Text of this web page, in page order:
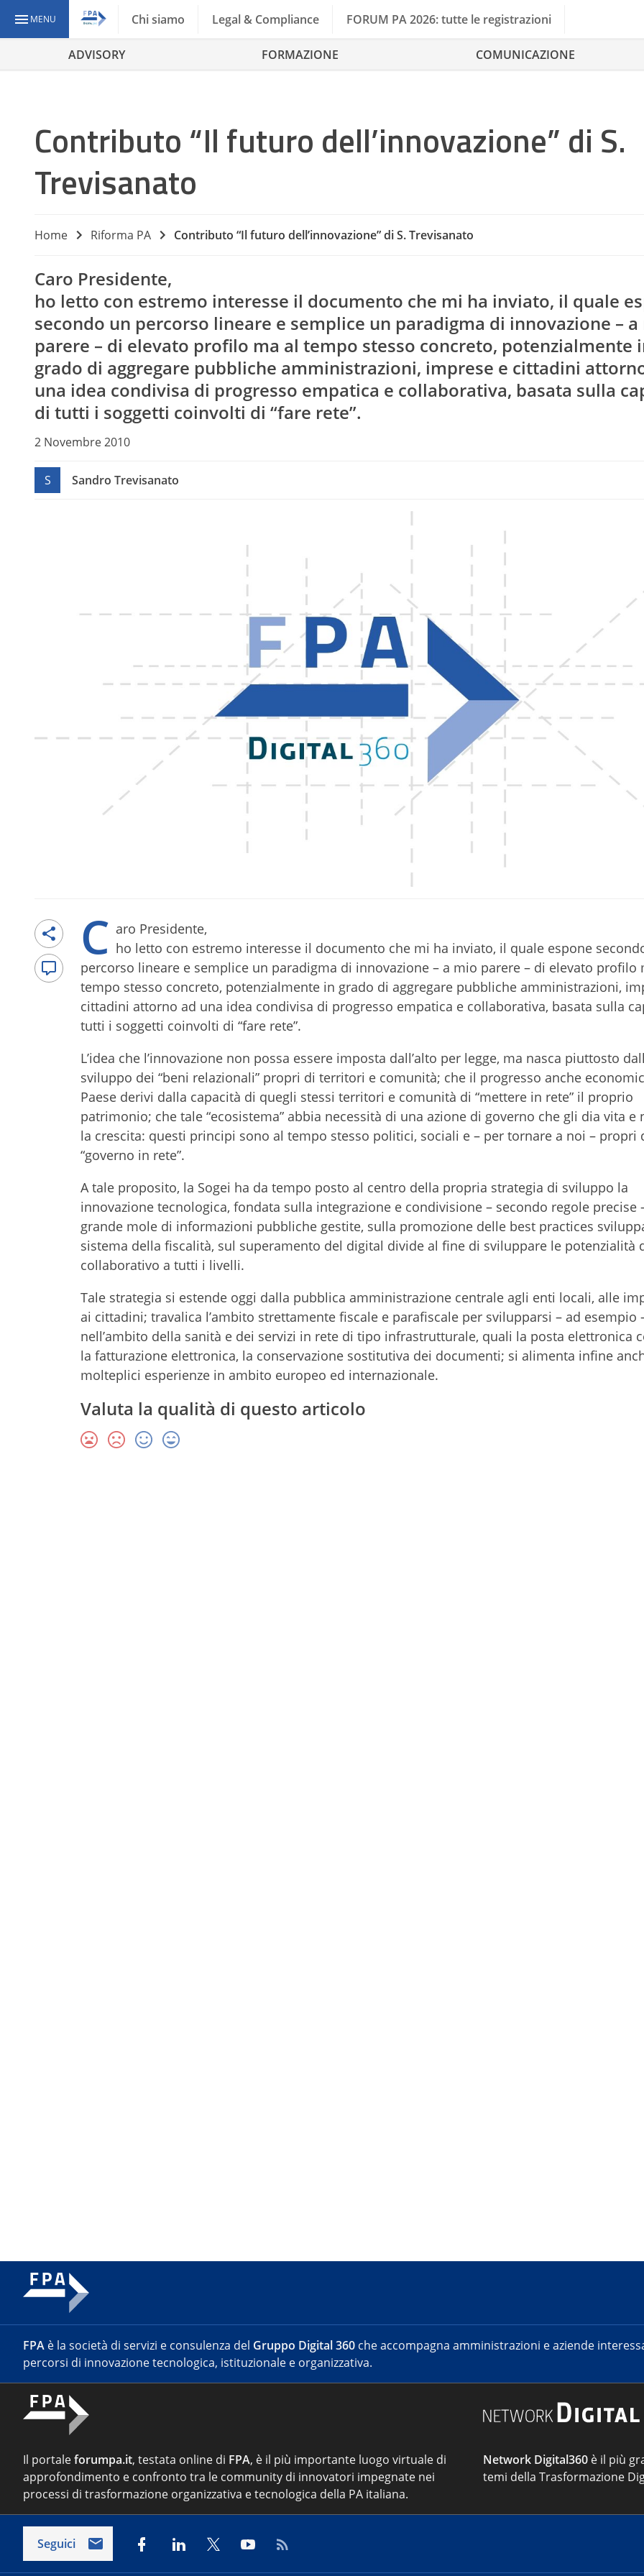
MENU Chi siamo Legal & Compliance FORUM PA 2026: tutte le registrazioni
ADVISORY FORMAZIONE COMUNICAZIONE
Contributo “Il futuro dell’innovazione” di S.
Trevisanato
Home Riforma PA Contributo “Il futuro dell’innovazione” di S. Trevisanato
Caro Presidente,
ho letto con estremo interesse il documento che mi ha inviato, il quale
secondo un percorso lineare e semplice un paradigma di innovazione –
parere – di elevato profilo ma al tempo stesso concreto, potenzialmente
grado di aggregare pubbliche amministrazioni, imprese e cittadini
una idea condivisa di progresso empatica e collaborativa, basata sulla
di tutti i soggetti coinvolti di “fare rete”.
2 Novembre 2010
S Sandro Trevisanato
C aro Presidente,
ho letto con estremo interesse il documento che mi ha inviato, il quale espone
percorso lineare e semplice un paradigma di innovazione – a mio parere – di elevato profilo
tempo stesso concreto, potenzialmente in grado di aggregare pubbliche amministrazioni,
cittadini attorno ad una idea condivisa di progresso empatica e collaborativa, basata sulla
tutti i soggetti coinvolti di “fare rete”.
L’idea che l’innovazione non possa essere imposta dall’alto per legge, ma nasca piuttosto
sviluppo dei “beni relazionali” propri di territori e comunità; che il progresso anche
Paese derivi dalla capacità di quegli stessi territori e comunità di “mettere in rete” il proprio
patrimonio; che tale “ecosistema” abbia necessità di una azione di governo che gli dia vita e
la crescita: questi principi sono al tempo stesso politici, sociali e – per tornare a noi – propri
“governo in rete”.
A tale proposito, la Sogei ha da tempo posto al centro della propria strategia di sviluppo la
innovazione tecnologica, fondata sulla integrazione e condivisione – secondo regole precise
grande mole di informazioni pubbliche gestite, sulla promozione delle best practices
sistema della fiscalità, sul superamento del digital divide al fine di sviluppare le potenzialità
collaborativo a tutti i livelli.
Tale strategia si estende oggi dalla pubblica amministrazione centrale agli enti locali, alle
ai cittadini; travalica l’ambito strettamente fiscale e parafiscale per svilupparsi – ad esempio
nell’ambito della sanità e dei servizi in rete di tipo infrastrutturale, quali la posta elettronica
la fatturazione elettronica, la conservazione sostitutiva dei documenti; si alimenta infine
molteplici esperienze in ambito europeo ed internazionale.
Valuta la qualità di questo articolo
FPA è la società di servizi e consulenza del Gruppo Digital 360 che accompagna amministrazioni e aziende
percorsi di innovazione tecnologica, istituzionale e organizzativa.
Il portaleforumpa.it, testata online di FPA, è il più importante luogo virtuale di
approfondimento e confronto tra le community di innovatori impegnate nei
processi di trasformazione organizzativa e tecnologica della PA italiana.
Network Digital360 è il più
temi della Trasformazione
Seguici